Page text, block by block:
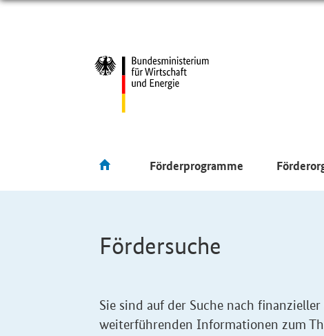
Förderprogramme
Fördersuche
Sie sind auf der Suche nach
weiterführenden Informationen zum